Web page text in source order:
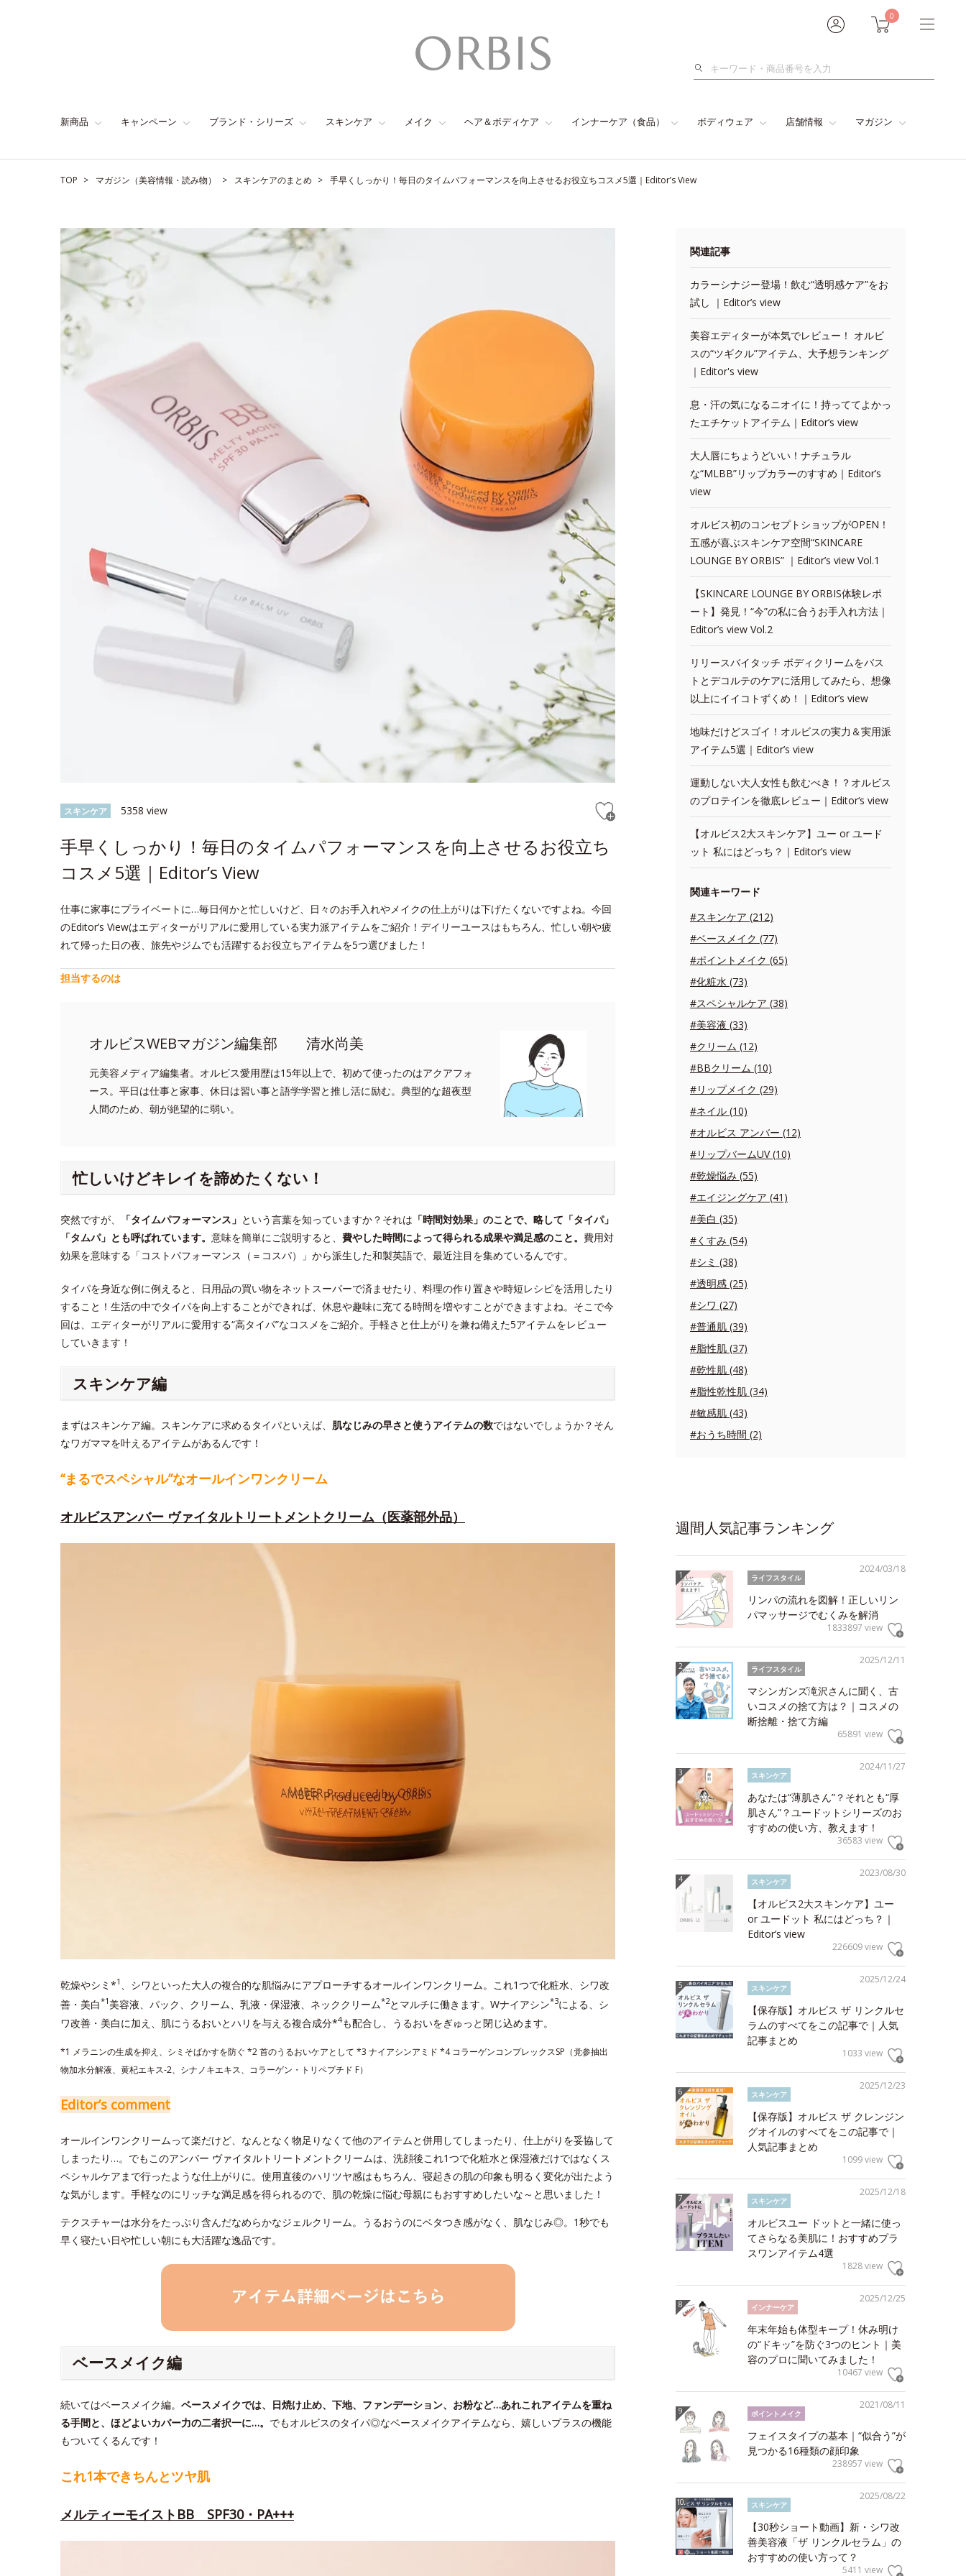
0
検
新商品 キャンペーン ブランド・シリーズ スキンケア メイク ヘア＆ボディケア インナーケア（食品） ボディウェア 店舗情報 マガジン
TOP マガジン（美容情報・読み物） スキンケアのまとめ 手早くしっかり！毎日のタイムパフォーマンスを向上させるお役立ちコスメ5選｜Editor’s View
スキンケア 5358 view
手早くしっかり！毎日のタイムパフォーマンスを向上させるお役立ち
コスメ5選｜Editor’s View
仕事に家事にプライベートに…毎日何かと忙しいけど、日々のお手入れやメイクの仕上がりは下げたくないですよね。今回
のEditor’s Viewはエディターがリアルに愛用している実力派アイテムをご紹介！デイリーユースはもちろん、忙しい朝や疲
れて帰った日の夜、旅先やジムでも活躍するお役立ちアイテムを5つ選びました！
担当するのは
オルビスWEBマガジン編集部 清水尚美
元美容メディア編集者。オルビス愛用歴は15年以上で、初めて使ったのはアクアフォ
ース。平日は仕事と家事、休日は習い事と語学学習と推し活に励む。典型的な超夜型
人間のため、朝が絶望的に弱い。
忙しいけどキレイを諦めたくない！
突然ですが、 「タイムパフォーマンス」 という言葉を知っていますか？それは 「時間対効果」のことで、略して「タイパ」
「タムパ」とも呼ばれています。 意味を簡単にご説明すると、 費やした時間によって得られる成果や満足感のこと。 費用対
効果を意味する「コストパフォーマンス（＝コスパ）」から派生した和製英語で、最近注目を集めているんです。
タイパを身近な例に例えると、日用品の買い物をネットスーパーで済ませたり、料理の作り置きや時短レシピを活用したり
すること！生活の中でタイパを向上することができれば、休息や趣味に充てる時間を増やすことができますよね。そこで今
回は、エディターがリアルに愛用する“高タイパ”なコスメをご紹介。手軽さと仕上がりを兼ね備えた5アイテムをレビュー
していきます！
スキンケア編
まずはスキンケア編。スキンケアに求めるタイパといえば、 肌なじみの早さと使うアイテムの数ではないでしょうか？そん
なワガママを叶えるアイテムがあるんです！
“まるでスペシャル”なオールインワンクリーム
オルビスアンバー ヴァイタルトリートメントクリーム（医薬部外品）
乾燥やシミ*1
、シワといった大人の複合的な肌悩みにアプローチするオールインワンクリーム。これ1つで化粧水、シワ改
善・美白*1 美容液、パック、クリーム、乳液・保湿液、ネッククリーム*2とマルチに働きます。Wナイアシン*3による、シ
ワ改善・美白に加え、肌にうるおいとハリを与える複合成分*4も配合し、うるおいをぎゅっと閉じ込めます。
*1 メラニンの生成を抑え、シミそばかすを防ぐ *2 首のうるおいケアとして *3 ナイアシンアミド *4 コラーゲンコンプレックスSP（党参抽出
物加水分解液、黄杞エキス-2、シナノキエキス、コラーゲン・トリペプチド F）
Editor’s comment
オールインワンクリームって楽だけど、なんとなく物足りなくて他のアイテムと併用してしまったり、仕上がりを妥協して
しまったり…。でもこのアンバー ヴァイタルトリートメントクリームは、洗顔後これ1つで化粧水と保湿液だけではなくス
ペシャルケアまで行ったような仕上がりに。使用直後のハリツヤ感はもちろん、寝起きの肌の印象も明るく変化が出たよう
な気がします。手軽なのにリッチな満足感を得られるので、肌の乾燥に悩む母親にもおすすめしたいな～と思いました！
テクスチャーは水分をたっぷり含んだなめらかなジェルクリーム。うるおうのにベタつき感がなく、肌なじみ◎。1秒でも
早く寝たい日や忙しい朝にも大活躍な逸品です。
ベースメイク編
続いてはベースメイク編。 ベースメイクでは、日焼け止め、下地、ファンデーション、お粉など…あれこれアイテムを重ね
る手間と、ほどよいカバー力の二者択一に…。 でもオルビスのタイパ◎なベースメイクアイテムなら、嬉しいプラスの機能
もついてくるんです！
これ1本できちんとツヤ肌
メルティーモイストBB SPF30・PA+++
関連記事
カラーシナジー登場！飲む“透明感ケア”をお
試し ｜Editor’s view
美容エディターが本気でレビュー！ オルビ
スの“ツギクル”アイテム、大予想ランキング
｜Editor's view
息・汗の気になるニオイに！持っててよかっ
たエチケットアイテム｜Editor’s view
大人唇にちょうどいい！ナチュラル
な“MLBB”リップカラーのすすめ｜Editor’s
view
オルビス初のコンセプトショップがOPEN！
五感が喜ぶスキンケア空間“SKINCARE
LOUNGE BY ORBIS” ｜Editor’s view Vol.1
【SKINCARE LOUNGE BY ORBIS体験レポ
ート】発見！“今”の私に合うお手入れ方法｜
Editor’s view Vol.2
リリースバイタッチ ボディクリームをバス
トとデコルテのケアに活用してみたら、想像
以上にイイコトずくめ！｜Editor’s view
地味だけどスゴイ！オルビスの実力＆実用派
アイテム5選｜Editor’s view
運動しない大人女性も飲むべき！？オルビス
のプロテインを徹底レビュー｜Editor‘s view
【オルビス2大スキンケア】ユー or ユード
ット 私にはどっち？｜Editor’s view
関連キーワード
#スキンケア (212)
#ベースメイク (77)
#ポイントメイク (65)
#化粧水 (73)
#スペシャルケア (38)
#美容液 (33)
#クリーム (12)
#BBクリーム (10)
#リップメイク (29)
#ネイル (10)
#オルビス アンバー (12)
#リップバームUV (10)
#乾燥悩み (55)
#エイジングケア (41)
#美白 (35)
#くすみ (54)
#シミ (38)
#透明感 (25)
#シワ (27)
#普通肌 (39)
#脂性肌 (37)
#乾性肌 (48)
#脂性乾性肌 (34)
#敏感肌 (43)
#おうち時間 (2)
週間人気記事ランキング
2024/03/18
ライフスタイル
リンパの流れを図解！正しいリン
パマッサージでむくみを解消
1833897 view
2025/12/11
ライフスタイル
マシンガンズ滝沢さんに聞く、古
いコスメの捨て方は？｜コスメの
断捨離・捨て方編
65891 view
2024/11/27
スキンケア
あなたは“薄肌さん”？それとも“厚
肌さん”？ユードットシリーズのお
すすめの使い方、教えます！
36583 view
2023/08/30
スキンケア
【オルビス2大スキンケア】ユー
or ユードット 私にはどっち？｜
Editor’s view
226609 view
2025/12/24
スキンケア
【保存版】オルビス ザ リンクルセ
ラムのすべてをこの記事で｜人気
記事まとめ
1033 view
2025/12/23
スキンケア
【保存版】オルビス ザ クレンジン
グオイルのすべてをこの記事で｜
人気記事まとめ
1099 view
2025/12/18
スキンケア
オルビスユー ドットと一緒に使っ
てさらなる美肌に！おすすめプラ
スワンアイテム4選
1828 view
2025/12/25
インナーケア
年末年始も体型キープ！休み明け
の“ドキッ”を防ぐ3つのヒント｜美
容のプロに聞いてみました！
10467 view
2021/08/11
ポイントメイク
フェイスタイプの基本｜“似合う”が
見つかる16種類の顔印象
238957 view
2025/08/22
スキンケア
【30秒ショート動画】新・シワ改
善美容液「ザ リンクルセラム」の
おすすめの使い方って？
5411 view